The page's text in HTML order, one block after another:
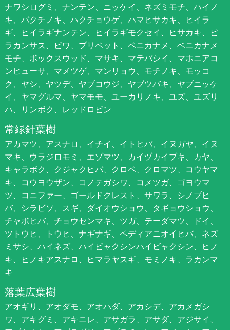
ナワシログミ、ナンテン、ニッケイ、ネズミモチ、ハイノ
キ、バクチノキ、ハクチョウゲ、ハマヒサカキ、ヒイラ
ギ、ヒイラギナンテン、ヒイラギモクセイ、ヒサカキ、ピ
ラカンサス、ビワ、プリペット、ベニカナメ、ベニカナメ
モチ、ボックスウッド、マサキ、マテバシイ、マホニアコ
ンヒューサ、マメツゲ、マンリョウ、モチノキ、モッコ
ク、ヤシ、ヤツデ、ヤブコウジ、ヤブツバキ、ヤブニッケ
イ、ヤマグルマ、ヤマモモ、ユーカリノキ、ユズ、ユズリ
ハ、リンボク、レッドロビン
常緑針葉樹
アカマツ、アスナロ、イチイ、イトヒバ、イヌガヤ、イヌ
マキ、ウラジロモミ、エゾマツ、カイヅカイブキ、カヤ、
キャラボク、クジャクヒバ、クロベ、クロマツ、コウヤマ
キ、コウヨウザン、コノテガシワ、コメツガ、ゴヨウマ
ツ、コニファー、ゴールドクレスト、サワラ、シノブヒ
バ、シラビソ、スギ、ダイオウショウ、タギョウショウ、
チャボヒバ、チョウセンマキ、ツガ、テーダマツ、ドイ、
ツトウヒ、トウヒ、ナギナギ、ペディアニオイヒバ、ネズ
ミサシ、ハイネズ、ハイビャクシンハイビャクシン、ヒノ
キ、ヒノキアスナロ、ヒマラヤスギ、モミノキ、ラカンマ
キ
落葉広葉樹
アオギリ、アオダモ、アオハダ、アカシデ、アカメガシ
ワ、アキグミ、アキニレ、アサガラ、アサダ、アジサイ、